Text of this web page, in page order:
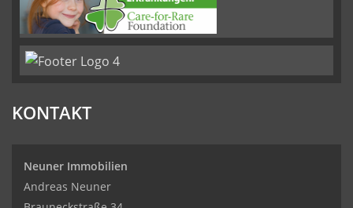
KONTAKT
Neuner Immobilien
Andreas Neuner